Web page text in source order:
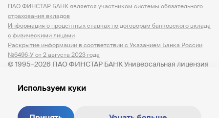
© 1995–2026 ПАО ФИНСТАР БАНК Универсальная лицензия
ПАО ФИНСТАР БАНК является участником системы обязательного
страхования вкладов
Информация о процентных ставках по договорам банковского вклада
с физическими лицами
Раскрытие информации в соответствии с Указанием Банка России
№6496-У от 2 августа 2023 года
Используем куки